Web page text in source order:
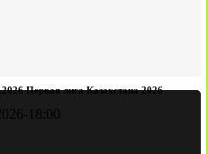
Первая лига Казахстана 2026
- 18:00